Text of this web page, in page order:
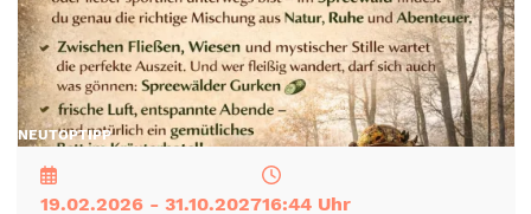
NEUTOPTIPP
19.02.2026 - 31.10.202716:44 Uhr